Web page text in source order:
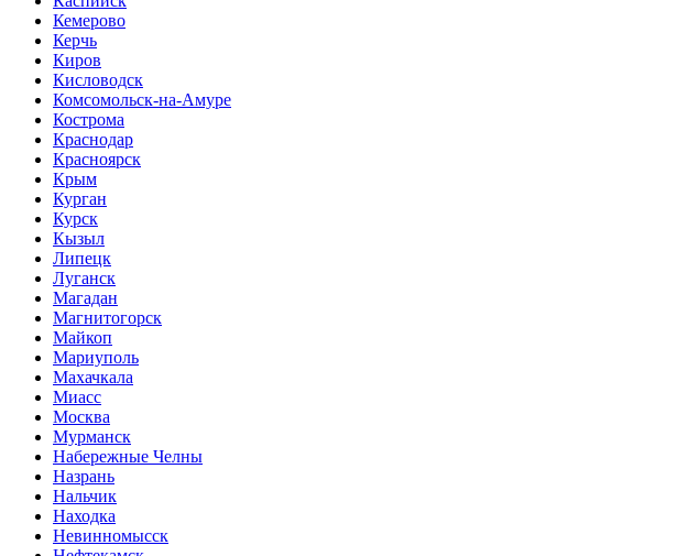
Кемерово
Керчь
Киров
Кисловодск
Комсомольск-на-Амуре
Кострома
Краснодар
Красноярск
Крым
Курган
Курск
Кызыл
Липецк
Луганск
Магадан
Магнитогорск
Майкоп
Мариуполь
Махачкала
Миасс
Москва
Мурманск
Набережные Челны
Назрань
Нальчик
Находка
Невинномысск